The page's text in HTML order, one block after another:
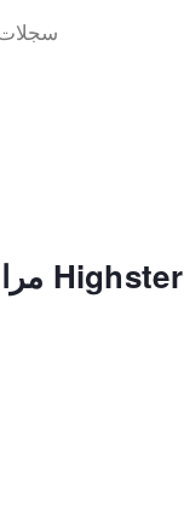
مراجعة دعم العملاء Highster